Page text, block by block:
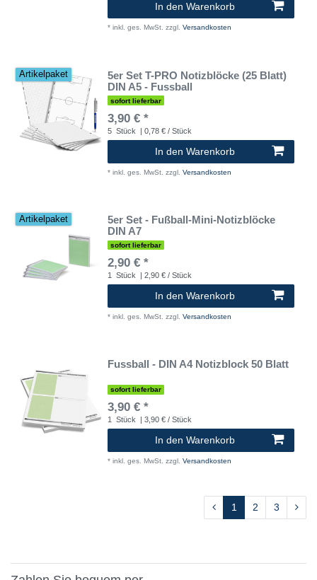
In den Warenkorb
* inkl. ges. MwSt. zzgl. Versandkosten
Artikelpaket
5er Set T-PRO Notizblöcke (25 Blatt)
DIN A5 - Fussball
sofort lieferbar
3,90 € *
5 Stück | 0,78 € / Stück
In den Warenkorb
* inkl. ges. MwSt. zzgl. Versandkosten
Artikelpaket
5er Set - Fußball-Mini-Notizblöcke
DIN A7
sofort lieferbar
2,90 € *
1 Stück | 2,90 € / Stück
In den Warenkorb
* inkl. ges. MwSt. zzgl. Versandkosten
Fussball - DIN A4 Notizblock 50 Blatt
sofort lieferbar
3,90 € *
1 Stück | 3,90 € / Stück
In den Warenkorb
* inkl. ges. MwSt. zzgl. Versandkosten
1 2 3